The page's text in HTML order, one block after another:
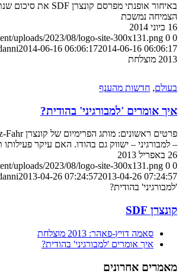
הצמיחה נמשכת
16 ביוני 2014
0
0
uploads/2023/08/logo-site-300x131.png
2014-06-16 06:06:172014-06-16 06:06:17
2013 מוצלחת
בעולם, חדשות מהענף
איך אומרים 'למבורגיני' בהודית?
– למבורגיני – ישווק גם בהודו. האם עיקר
26 באפריל 2013
0
0
uploads/2023/08/logo-site-300x131.png
2013-04-26 07:24:572013-04-26 07:24:57
'למבורגיני' בהודית?
קונצרן SDF
סאמה דויץ-פאהר: 2013 מוצלחת
איך אומרים 'למבורגיני' בהודית?
מאמרים אחרונים